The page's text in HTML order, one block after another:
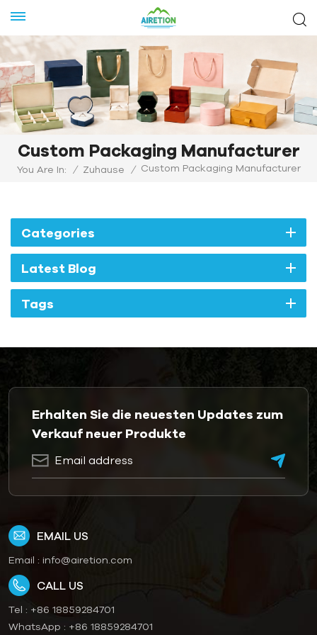
Custom Packaging Manufacturer
You Are In: / Zuhause / Custom Packaging Manufacturer
Categories
Latest Blog
Tags
Erhalten Sie die neuesten Updates zum
Verkauf neuer Produkte
EMAIL US
Email : info@airetion.com
CALL US
Tel : +86 18859284701
WhatsApp : +86 18859284701